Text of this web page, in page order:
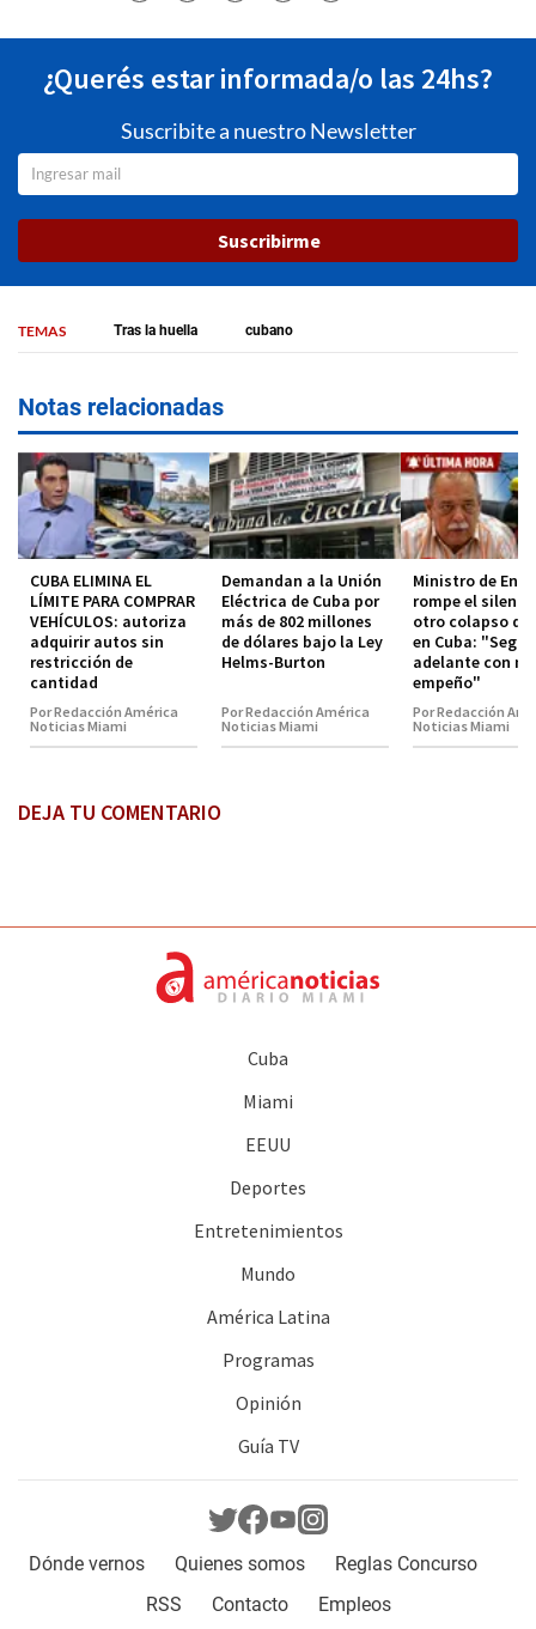
¿Querés estar informada/o las 24hs?
Suscribite a nuestro Newsletter
Suscribirme
TEMAS Tras la huella cubano
Notas relacionadas
CUBA ELIMINA EL
LÍMITE PARA COMPRAR
VEHÍCULOS: autoriza
adquirir autos sin
restricción de
cantidad
Por Redacción América
Noticias Miami
Demandan a la Unión
Eléctrica de Cuba por
más de 802 millones
de dólares bajo la Ley
Helms-Burton
Por Redacción América
Noticias Miami
Ministro de
rompe el
otro colapso del
en Cuba:
adelante con
empeño"
Por Redacción
Noticias Miami
DEJA TU COMENTARIO
Cuba
Miami
EEUU
Deportes
Entretenimientos
Mundo
América Latina
Programas
Opinión
Guía TV
Dónde vernos Quienes somos
Reglas Concurso
RSS
Contacto Empleos